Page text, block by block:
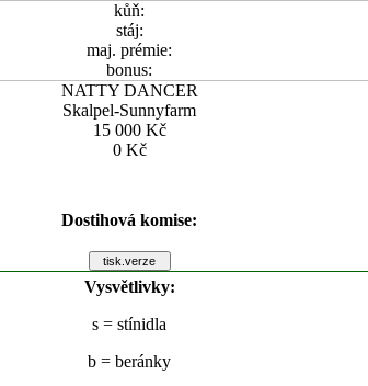
kůň:
stáj:
maj. prémie:
bonus:
NATTY DANCER
Skalpel-Sunnyfarm
15 000 Kč
0 Kč
Dostihová komise:
Vysvětlivky:
s = stínidla
b = beránky